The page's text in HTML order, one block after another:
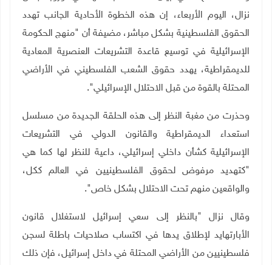
نزال، اليوم الأربعاء، إن هذه الخطوة الأحادية الجانب تهدد
الحقوق الفلسطينية بشكل مباشر، مضيفة أن "منهج الحكومة
الإسرائيلية في توسيع قاعدة التشريعات العنصرية المعادية
للديمقراطية، يهدد حقوق الشعب الفلسطيني في الأراضي
المحتلة بالقوة من قبل الاحتلال الإسرائيلي".
وحذرت من مغبة النظر إلى هذه الحلقة الجديدة من مسلسل
استعداء الديمقراطية والقانون الدولي في التشريعات
الإسرائيلية كشأن داخلي إسرائيلي، داعية للنظر لها كما هي
"كتهديد مرفوض لحقوق الفلسطينيين في العالم ككل،
والواقعين منهم تحت الاحتلال بشكل خاص".
وقال نزال "بالنظر إلى سعي إسرائيل لاستغلال قانون
الأبارتهايد لإطلاق يدها في اكتساب صلاحيات باطلة لسجن
فلسطينيين من الأراضي المحتلة في داخل إسرائيل، فإن ذلك